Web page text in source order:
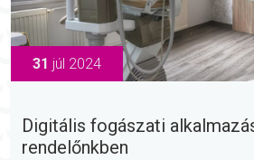
31 júl 2024
Digitális fogászati
rendelőnkben